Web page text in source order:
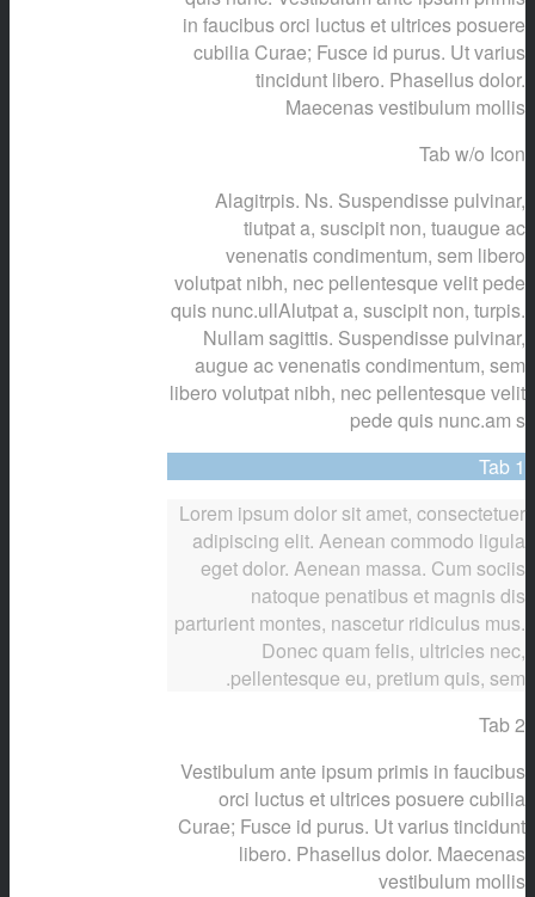
in faucibus orci luctus et ultrices posuere
cubilia Curae; Fusce id purus. Ut varius
tincidunt libero. Phasellus dolor.
Maecenas vestibulum mollis
Tab w/o Icon
Alagitrpis. Ns. Suspendisse pulvinar,
tiutpat a, suscipit non, tuaugue ac
venenatis condimentum, sem libero
volutpat nibh, nec pellentesque velit pede
quis nunc.ullAlutpat a, suscipit non, turpis.
Nullam sagittis. Suspendisse pulvinar,
augue ac venenatis condimentum, sem
libero volutpat nibh, nec pellentesque velit
pede quis nunc.am s
Tab 1
Lorem ipsum dolor sit amet, consectetuer
adipiscing elit. Aenean commodo ligula
eget dolor. Aenean massa. Cum sociis
natoque penatibus et magnis dis
parturient montes, nascetur ridiculus mus.
Donec quam felis, ultricies nec,
pellentesque eu, pretium quis, sem.
Tab 2
Vestibulum ante ipsum primis in faucibus
orci luctus et ultrices posuere cubilia
Curae; Fusce id purus. Ut varius tincidunt
libero. Phasellus dolor. Maecenas
vestibulum mollis